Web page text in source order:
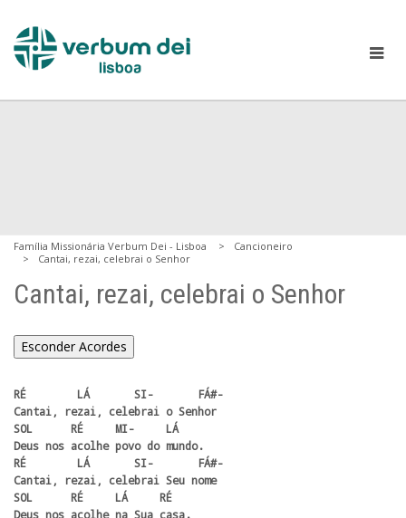
Família Missionária Verbum Dei - Lisboa
Cancioneiro
Cantai, rezai, celebrai o Senhor
Cantai, rezai, celebrai o Senhor
Esconder Acordes
RÉ        LÁ       SI-       FÁ#-
Cantai, rezai, celebrai o Senhor
SOL      RÉ     MI-     LÁ
Deus nos acolhe povo do mundo.
RÉ        LÁ       SI-       FÁ#-
Cantai, rezai, celebrai Seu nome
SOL      RÉ     LÁ     RÉ
Deus nos acolhe na Sua casa.